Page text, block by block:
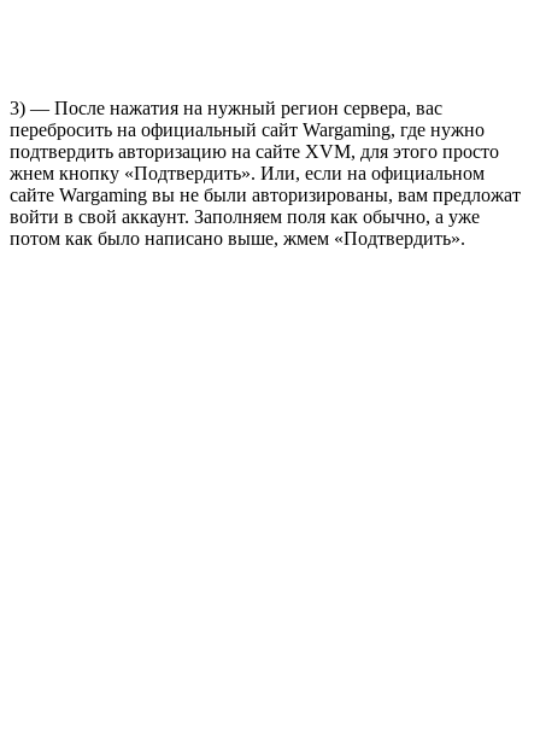
3) — После нажатия на нужный регион сервера, вас
перебросить на официальный сайт Wargaming, где нужно
подтвердить авторизацию на сайте XVM, для этого просто
жнем кнопку «Подтвердить». Или, если на официальном
сайте Wargaming вы не были авторизированы, вам предложат
войти в свой аккаунт. Заполняем поля как обычно, а уже
потом как было написано выше, жмем «Подтвердить».